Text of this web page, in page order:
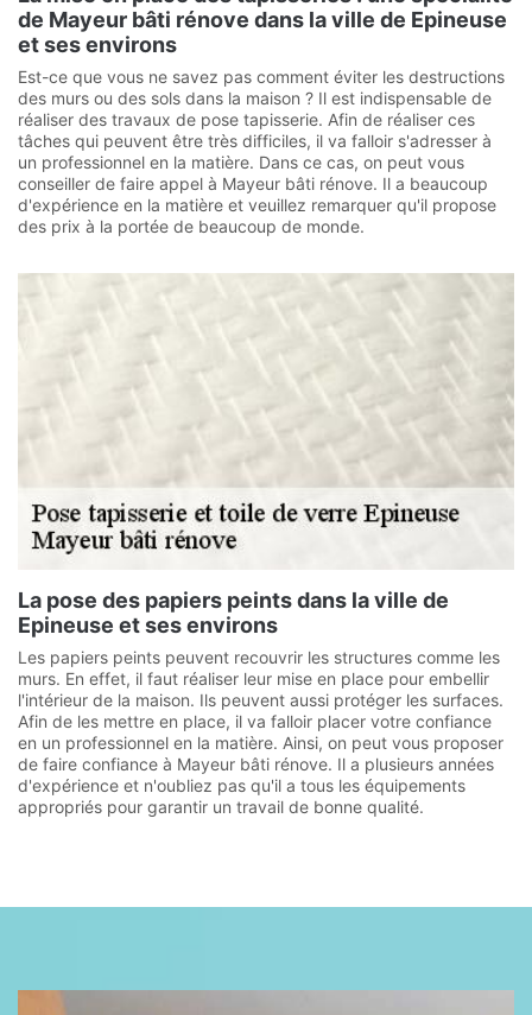
de Mayeur bâti rénove dans la ville de Epineuse
et ses environs
Est-ce que vous ne savez pas comment éviter les destructions
des murs ou des sols dans la maison ? Il est indispensable de
réaliser des travaux de pose tapisserie. Afin de réaliser ces
tâches qui peuvent être très difficiles, il va falloir s'adresser à
un professionnel en la matière. Dans ce cas, on peut vous
conseiller de faire appel à Mayeur bâti rénove. Il a beaucoup
d'expérience en la matière et veuillez remarquer qu'il propose
des prix à la portée de beaucoup de monde.
La pose des papiers peints dans la ville de
Epineuse et ses environs
Les papiers peints peuvent recouvrir les structures comme les
murs. En effet, il faut réaliser leur mise en place pour embellir
l'intérieur de la maison. Ils peuvent aussi protéger les surfaces.
Afin de les mettre en place, il va falloir placer votre confiance
en un professionnel en la matière. Ainsi, on peut vous proposer
de faire confiance à Mayeur bâti rénove. Il a plusieurs années
d'expérience et n'oubliez pas qu'il a tous les équipements
appropriés pour garantir un travail de bonne qualité.